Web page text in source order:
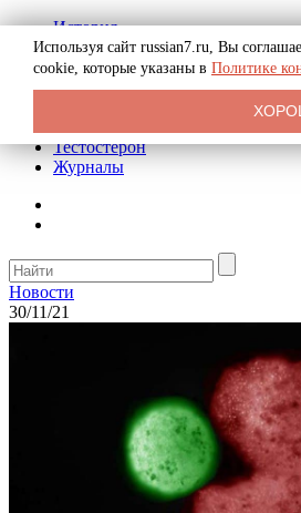
История
Биография
Криминал
Реклама на сайте
Тестостерон
Журналы
Новости
30/11/21
Используя сайт russian7.ru, Вы
cookie, которые указаны в Политике